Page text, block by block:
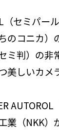
セミパール
のコニカ）
判）の非
美しいカメ
業（NKK